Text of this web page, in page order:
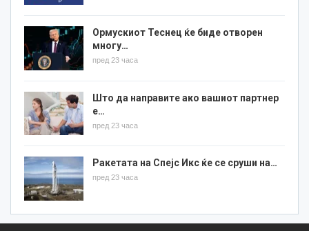
Ормускиот Теснец ќе биде отворен
многу…
пред 23 часа
Што да направите ако вашиот партнер
е…
пред 23 часа
Ракетата на Спејс Икс ќе се сруши на…
пред 23 часа